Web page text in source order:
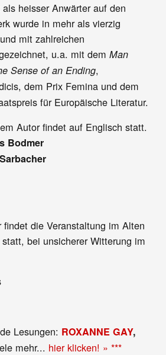
heisser Anwärter auf den
wurde in mehr als vierzig
mit zahlreichen
u.a. mit demMan
Sense of an Ending,
dem Prix Femina und dem
für Europäische Literatur.
Autor findet auf Englisch statt.
Bodmer
die Veranstaltung im Alten
bei unsicherer Witterung im
Lesungen: ROXANNE GAY,
mehr... hier klicken! » ***